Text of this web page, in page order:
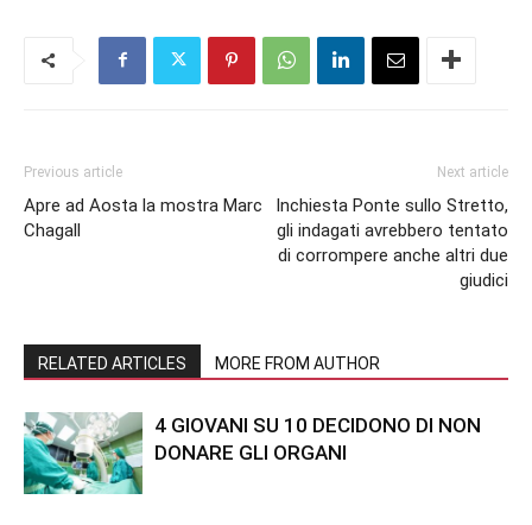
Previous article
Apre ad Aosta la mostra Marc
Chagall
Next article
Inchiesta Ponte sullo Stretto,
gli indagati avrebbero tentato
di corrompere anche altri due
giudici
RELATED ARTICLES MORE FROM AUTHOR
4 GIOVANI SU 10 DECIDONO DI NON
DONARE GLI ORGANI